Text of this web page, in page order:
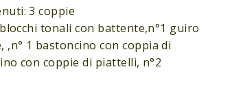
3 coppie
tonali con battente,n°1 guiro
1 bastoncino con coppia di
con coppie di piattelli, n°2